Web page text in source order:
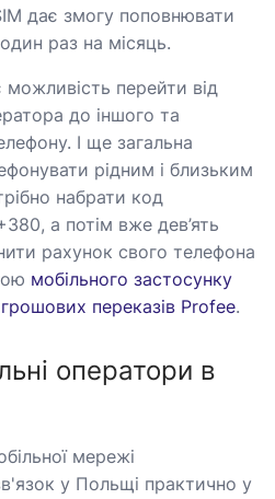
дає змогу поповнювати
раз на місяць.
перейти від
до іншого та
І ще загальна
рідним і близьким
набрати код
а потім вже дев’ять
рахунок свого телефона
мобільного застосунку
переказів Profee.
оператори в
мережі
у Польщі практично у